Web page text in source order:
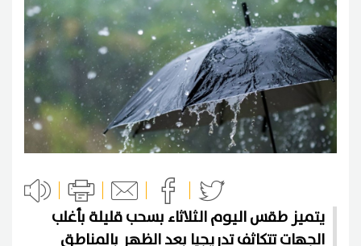
يتميز طقس اليوم الثلاثاء بسحب قليلة بأغلب
الجهات تتكاثف تدريجيا بعد الظهر بالمناطق